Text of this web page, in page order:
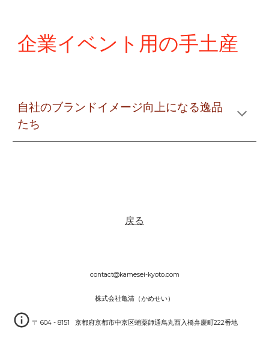
企業イベント用の手土産
自社のブランドイメージ向上になる逸品
たち
戻る
contact@kamesei-kyoto.com
株式会社亀清（かめせい）
〒 604 - 8151 京都府京都市中京区蛸薬師通烏丸西入橋弁慶町222番地